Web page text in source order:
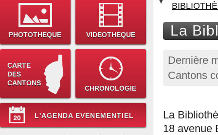
PHOTOTHEQUE VIDEOTHEQUE
CARTE
DES
CANTONS
CHRONOLOGIE
L'AGENDA EVENEMENTIEL
La
Dernière
Cantons
La
18 avenue